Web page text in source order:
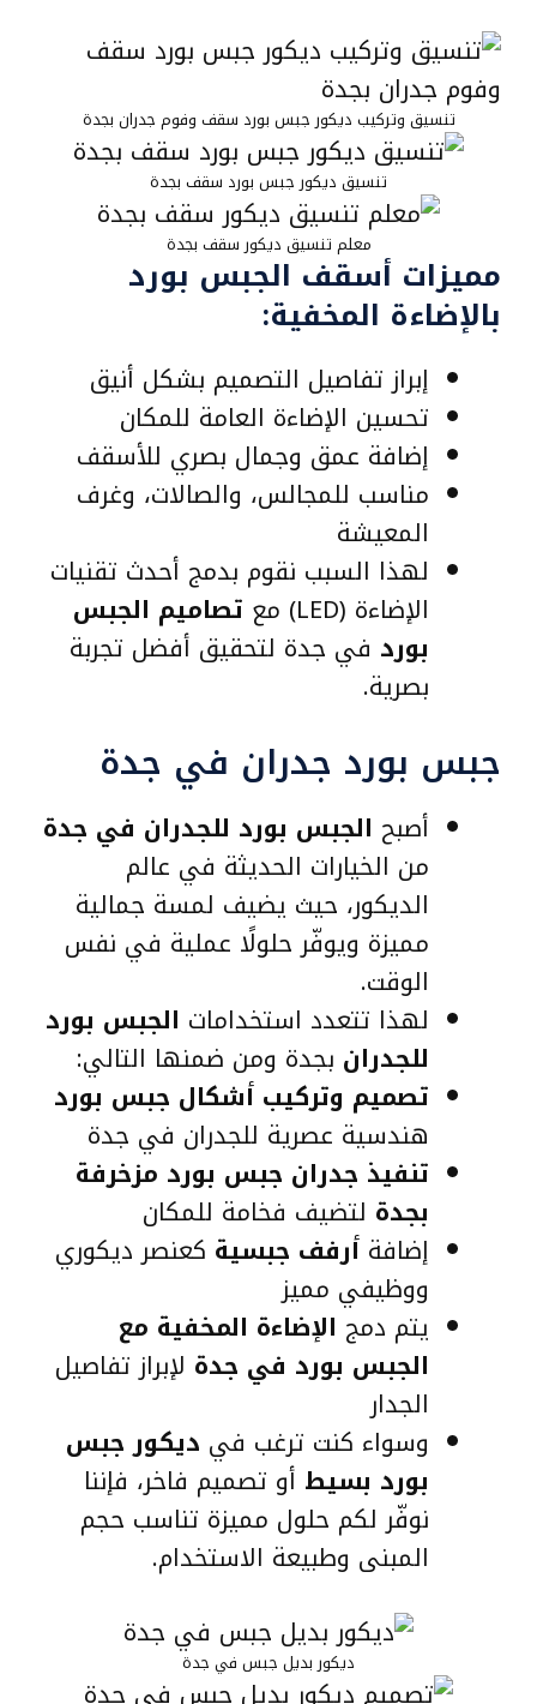
تنسيق وتركيب ديكور جبس بورد سقف وفوم جدران بجدة
تنسيق ديكور جبس بورد سقف بجدة
معلم تنسيق ديكور سقف بجدة
مميزات أسقف الجبس بورد
بالإضاءة المخفية:
إبراز تفاصيل التصميم بشكل أنيق
تحسين الإضاءة العامة للمكان
إضافة عمق وجمال بصري للأسقف
مناسب للمجالس، والصالات، وغرف
المعيشة
لهذا السبب نقوم بدمج أحدث تقنيات
الإضاءة (LED) مع
تصاميم الجبس
بورد في جدة لتحقيق أفضل تجربة
بصرية.
جبس بورد جدران في جدة
أصبح الجبس بورد للجدران في جدة
من الخيارات الحديثة في عالم
الديكور، حيث يضيف لمسة جمالية
مميزة ويوفّر حلولًا عملية في نفس
الوقت.
لهذا تتعدد استخدامات الجبس بورد
للجدران بجدة ومن ضمنها التالي:
تصميم وتركيب أشكال جبس بورد
هندسية عصرية للجدران في جدة
تنفيذ جدران جبس بورد مزخرفة
بجدة لتضيف فخامة للمكان
إضافة أرفف جبسية كعنصر ديكوري
ووظيفي مميز
يتم دمج الإضاءة المخفية مع
الجبس بورد في جدة لإبراز تفاصيل
الجدار
وسواء كنت ترغب في ديكور جبس
بورد بسيط أو تصميم فاخر، فإننا
نوفّر لكم حلول مميزة تناسب حجم
المبنى وطبيعة الاستخدام.
ديكور بديل جبس في جدة